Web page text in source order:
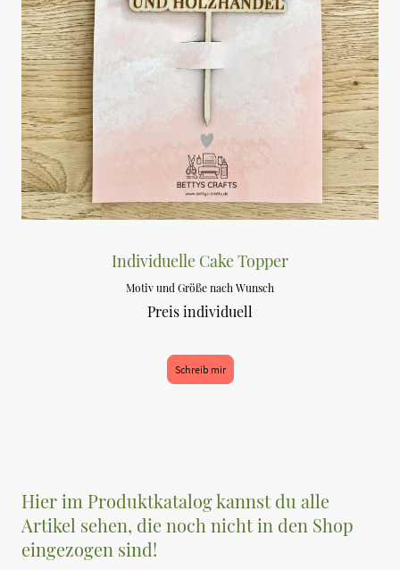
Individuelle Cake Topper
Motiv und Größe nach Wunsch
Preis individuell
Schreib mir
Hier im Produktkatalog kannst du alle
Artikel sehen, die noch nicht in den Shop
eingezogen sind!